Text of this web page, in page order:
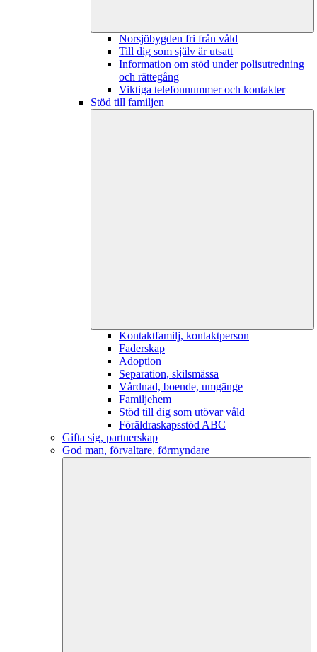
Norsjöbygden fri från våld
Till dig som själv är utsatt
Information om stöd under polisutredning
och rättegång
Viktiga telefonnummer och kontakter
Stöd till familjen
Kontaktfamilj, kontaktperson
Faderskap
Adoption
Separation, skilsmässa
Vårdnad, boende, umgänge
Familjehem
Stöd till dig som utövar våld
Föräldraskapsstöd ABC
Gifta sig, partnerskap
God man, förvaltare, förmyndare